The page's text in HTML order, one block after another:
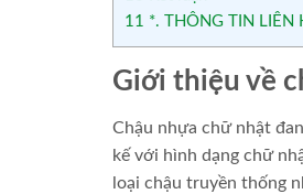
11 *. THÔNG TIN LIÊN
Giới thiệu về
Chậu nhựa chữ nhật
kế với hình dạng chữ
loại chậu truyền thống